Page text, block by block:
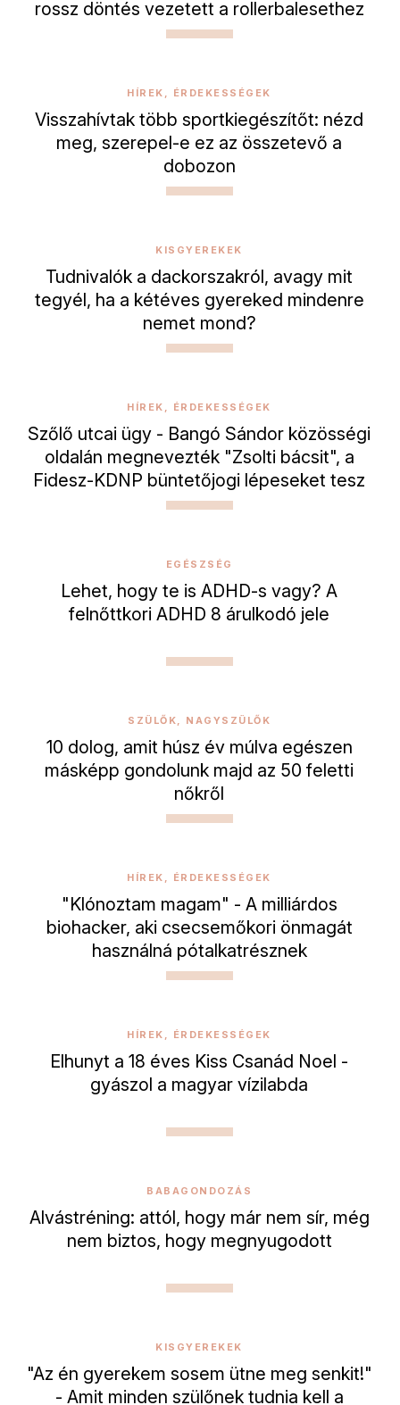
rossz döntés vezetett a rollerbalesethez
HÍREK, ÉRDEKESSÉGEK
Visszahívtak több sportkiegészítőt: nézd
meg, szerepel-e ez az összetevő a
dobozon
KISGYEREKEK
Tudnivalók a dackorszakról, avagy mit
tegyél, ha a kétéves gyereked mindenre
nemet mond?
HÍREK, ÉRDEKESSÉGEK
Szőlő utcai ügy - Bangó Sándor közösségi
oldalán megnevezték "Zsolti bácsit", a
Fidesz-KDNP büntetőjogi lépeseket tesz
EGÉSZSÉG
Lehet, hogy te is ADHD-s vagy? A
felnőttkori ADHD 8 árulkodó jele
SZÜLŐK, NAGYSZÜLŐK
10 dolog, amit húsz év múlva egészen
másképp gondolunk majd az 50 feletti
nőkről
HÍREK, ÉRDEKESSÉGEK
"Klónoztam magam" - A milliárdos
biohacker, aki csecsemőkori önmagát
használná pótalkatrésznek
HÍREK, ÉRDEKESSÉGEK
Elhunyt a 18 éves Kiss Csanád Noel -
gyászol a magyar vízilabda
BABAGONDOZÁS
Alvástréning: attól, hogy már nem sír, még
nem biztos, hogy megnyugodott
KISGYEREKEK
"Az én gyerekem sosem ütne meg senkit!"
- Amit minden szülőnek tudnia kell a